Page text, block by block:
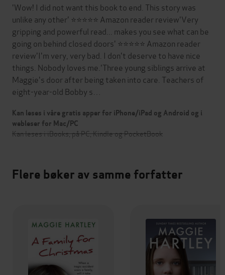
'Wow! I did not want this book to end. This story was
unlike any other' ⭐⭐⭐⭐⭐ Amazon reader review'Very
gripping and powerful read... makes you see what can be
going on behind closed doors' ⭐⭐⭐⭐⭐ Amazon reader
review'I'm very, very bad. I don't deserve to have nice
things. Nobody loves me.'Three young siblings arrive at
Maggie's door after being taken into care. Teachers of
eight-year-old Bobby s…
Kan leses i våre gratis apper for iPhone/iPad og Android og i
webleser for Mac/PC
Kan leses i iBooks, på PC, Kindle og PocketBook
Flere bøker av samme forfatter